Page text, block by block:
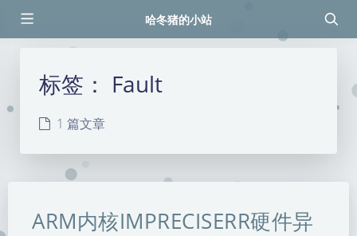
哈冬猪的小站
标签： Fault
1 篇文章
ARM内核IMPRECISERR硬件异